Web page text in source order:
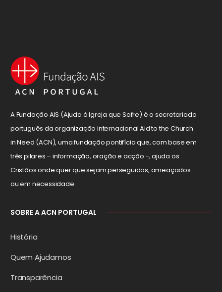
A Fundação AIS (Ajuda à Igreja que Sofre) é o secretariado
português da organização internacional Aid to the Church
in Need (ACN), uma fundação pontifícia que, com base em
três pilares – informação, oração e acção -, ajuda os
Cristãos onde quer que sejam perseguidos, ameaçados
ou em necessidade.
SOBRE A ACN PORTUGAL
História
Quem Ajudamos
Transparência